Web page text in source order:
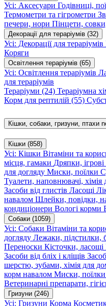
Усі: Аксесуари Годівниці,
Термометри та гігрометри
печери, нори Пінцети,
Декорації для тераріумів (32)
Усі: Декорації для тераріумів
Коряги
Освітлення тераріумів (65)
Усі: Освітлення тераріумів
для тераріумів
Тераріуми (24) Тераріумна
Корм для рептилій (55)
Кішки, собаки, гризуни, птахи
Кішки (858)
Усі: Кішки Вітаміни та
місця, гамаки Дряпки,
для догляду Миски, поїлки
Туалети, наповнювачі, хімія
Засоби від глистів Ласощі
навалом Шлейки, повідки,
кондиціонери Вологі корми
Собаки (1059)
Усі: Собаки Вітаміни та
догляду Лежаки, підстилки,
Переноски Кісточки, ласощі
Засоби від бліх і кліщів
шерстю, зубами, хімія для
корм навалом Миски, поїлки
Ветеринарні препарати,
Гризуни (246)
Усі: Гризуни Корма